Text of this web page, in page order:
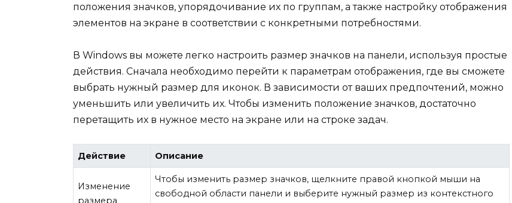
положения значков, упорядочивание их по группам, а также настройку отображения
элементов на экране в соответствии с конкретными потребностями.
В Windows вы можете легко настроить размер значков на панели, используя простые
действия. Сначала необходимо перейти к параметрам отображения, где вы сможете
выбрать нужный размер для иконок. В зависимости от ваших предпочтений, можно
уменьшить или увеличить их. Чтобы изменить положение значков, достаточно
перетащить их в нужное место на экране или на строке задач.
Действие Описание
Изменение
размера
Чтобы изменить размер значков, щелкните правой кнопкой мыши на
свободной области панели и выберите нужный размер из контекстного